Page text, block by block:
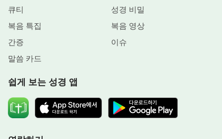
워하고 우러러보길 추구하는 것입니다. 우리가 이런
마음을 갖고 있는 이유는 정확히 말하면 명예와 이
익, 지위가 우리를 통제하고 있기 때문입니다. 그렇
게 우리가 육적인 편안함이나 우리를 부러워하고 우
버립니다. 결국 하나님의 앞으로 올 시간이 사라지고
피조물로서 창조주를 경배할 기회도 잃게 됩니다.
큐티
성경 비밀
복음 특집
복음 영상
간증
이슈
말씀 카드
쉽게 보는 성경 앱